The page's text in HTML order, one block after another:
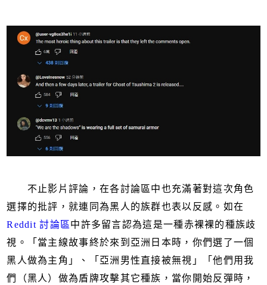
不止影片評論，在各討論區中也充滿著對這次角色
選擇的批評，就連同為黑人的族群也表以反感。如在
Reddit 討論區 中許多留言認為這是一種赤裸裸的種族歧
視。「當主線故事終於來到亞洲日本時，你們選了一個
黑人做為主角」、「亞洲男性直接被無視」「他們用我
們（黑人）做為盾牌攻擊其它種族，當你開始反彈時，